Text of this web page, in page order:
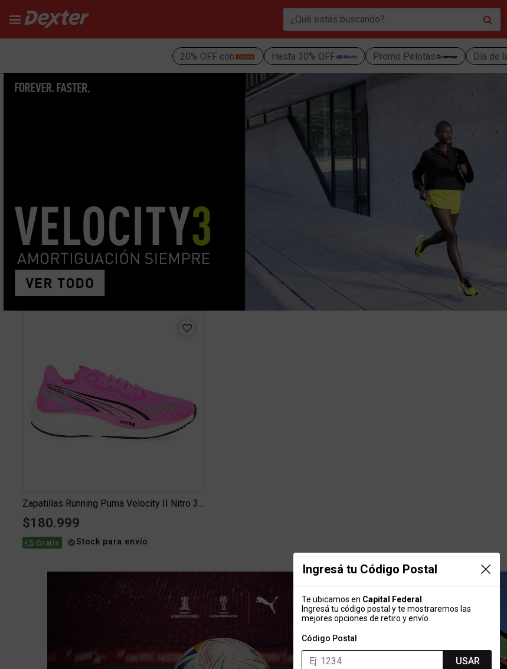
20% OFF con Hasta 30% OFF Promo Pelotas Día de
Ingresá tu Código Postal
Te ubicamos en Capital Federal
Ingresá tu código postal y te mostraremos las
mejores opciones de retiro y envío.
Código Postal
USAR
¡Bienvenido a Dexter!
Zapatillas Running Puma Velocity II Nitro 3 Mujer
$180.999
Gratis Stock para envío